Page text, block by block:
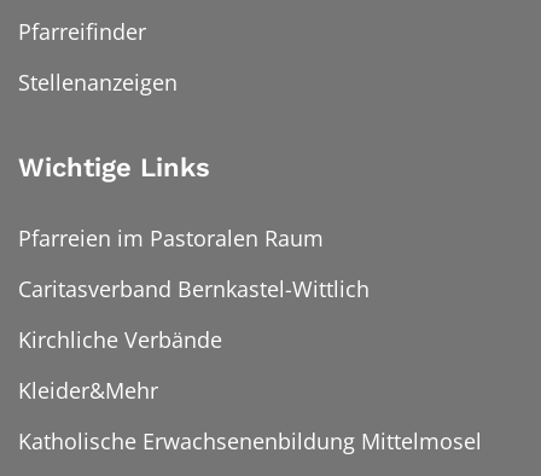
Pfarreifinder
Stellenanzeigen
Wichtige Links
Pfarreien im Pastoralen Raum
Caritasverband Bernkastel-Wittlich
Kirchliche Verbände
Kleider&Mehr
Katholische Erwachsenenbildung Mittelmosel